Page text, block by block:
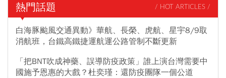
熱門話題 / HOT ARTICLES /
白海豚颱風交通異動》華航、長榮、虎航、星宇8/9取
消航班，台鐵高鐵捷運航運公路管制不斷更新
「把BNT吹成神藥、誤導防疫政策」誰上演台灣需要中
國施予恩惠的大戲？杜奕瑾：還防疫團隊一個公道